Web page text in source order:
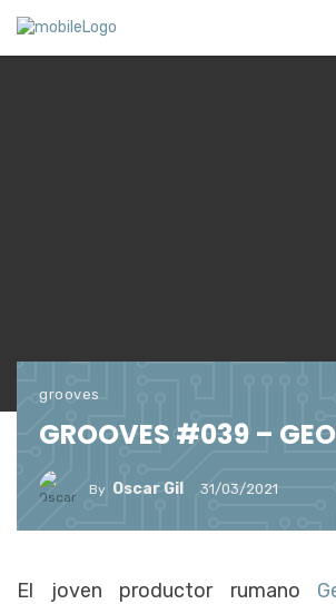
grooves
GROOVES #039 –
By Oscar Gil 31/03/2021
El joven productor rumano